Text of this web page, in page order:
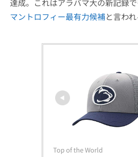
達成。これはアラバマ大の新記録
マントロフィー最有力候補と言わ
Top of the World